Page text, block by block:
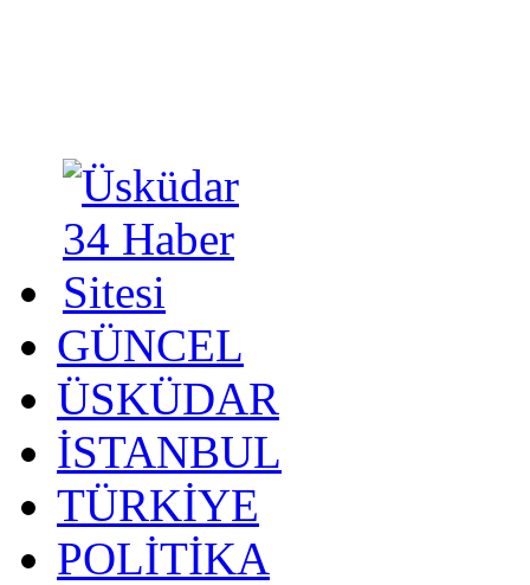
GÜNCEL
ÜSKÜDAR
İSTANBUL
TÜRKİYE
POLİTİKA